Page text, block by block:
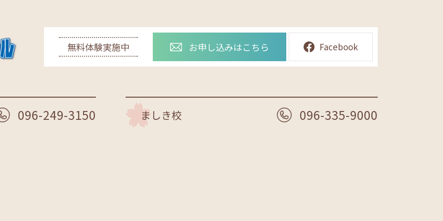
無料体験実施中 お申し込みはこちら Facebook
096-249-3150 ましき校 096-335-9000